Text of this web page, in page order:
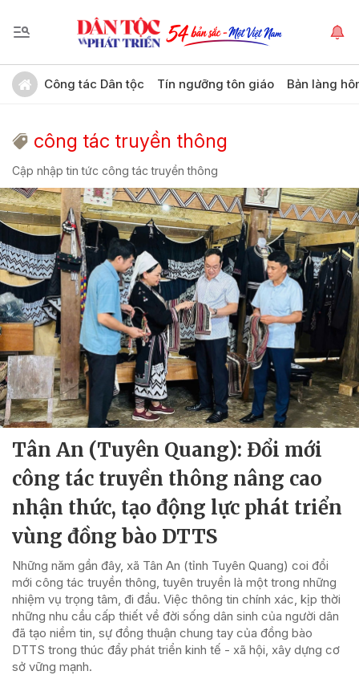
Công tác Dân tộc Tín ngưỡng tôn giáo Bản làng
công tác truyền thông
Cập nhập tin tức công tác truyền thông
Tân An (Tuyên Quang): Đổi mới
công tác truyền thông nâng cao
nhận thức, tạo động lực phát triển
vùng đồng bào DTTS
Những năm gần đây, xã Tân An (tỉnh Tuyên Quang) coi đổi
mới công tác truyền thông, tuyên truyền là một trong những
nhiệm vụ trọng tâm, đi đầu. Việc thông tin chính xác, kịp thời
những nhu cầu cấp thiết về đời sống dân sinh của người dân
đã tạo niềm tin, sự đồng thuận chung tay của đồng bào
DTTS trong thúc đẩy phát triển kinh tế - xã hội, xây dựng cơ
sở vững mạnh.